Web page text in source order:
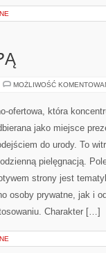
MOŻLIWOŚĆ
ofertowa, która
jako miejsce
do urody. To
pielęgnacją.
strony jest
osoby prywatne, jak i
Charakter […]